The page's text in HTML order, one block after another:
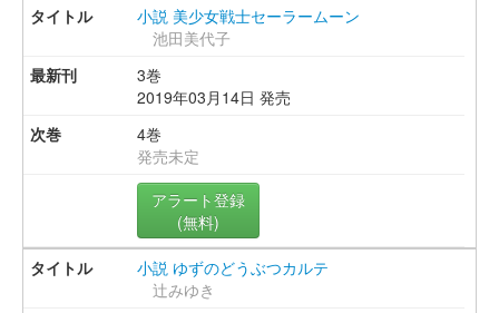
小説 美少女戦士セーラームーン
池田美代子
3巻
2019年03月14日 発売
4巻
発売未定
アラート登録
(無料)
小説 ゆずのどうぶつカルテ
辻みゆき